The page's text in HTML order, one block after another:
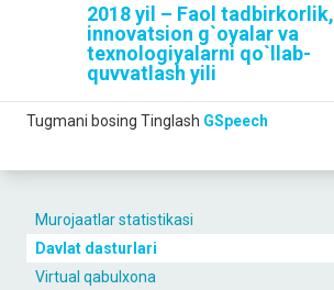
Murojaatlar statistikasi
Davlat dasturlari
Virtual qabulxona
2018 yil – Faol tadbirkorlik,
innovatsion g`oyalar va
texnologiyalarni qo`llab-
quvvatlash yili
Tugmani bosing Tinglash GSpeech